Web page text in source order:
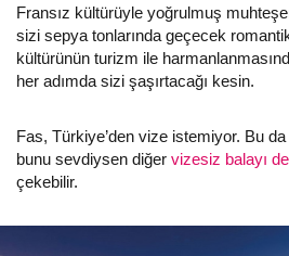
Fransız kültürüyle yoğrulmuş
sizi sepya tonlarında geçecek
kültürünün turizm ile
her adımda sizi şaşırtacağı kesin.
Fas, Türkiye’den vize istemiyor. Bu
bunu sevdiysen diğer vizesiz balayı
çekebilir.